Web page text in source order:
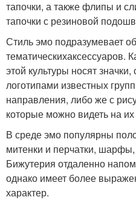
тапочки, а также флипы и
тапочки с резиновой
Стиль эмо подразумевает
тематическихаксессуаров.
этой культуры носят
логотипами известных
направления, либо же с
которые можно видеть на
В среде эмо популярны
митенки и перчатки,
Бижутерия отдаленно
однако имеет более
характер.